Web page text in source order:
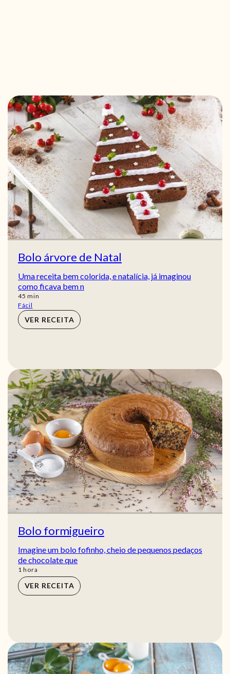
Bolo árvore de Natal
Uma receita bem colorida, e natalícia, já imaginou
como ficava bem n
45 min
min
Fácil
VER RECEITA
Bolo formigueiro
Imagine um bolo fofinho, cheio de pequenos pedaços
de chocolate que
1 hora
hora
VER RECEITA